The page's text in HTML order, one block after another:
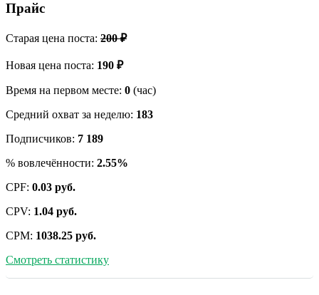
Прайс
Старая цена поста: 200 ₽
Новая цена поста: 190 ₽
Время на первом месте: 0 (час)
Средний охват за неделю: 183
Подписчиков: 7 189
% вовлечённости: 2.55%
CPF: 0.03 руб.
CPV: 1.04 руб.
CPM: 1038.25 руб.
Смотреть статистику